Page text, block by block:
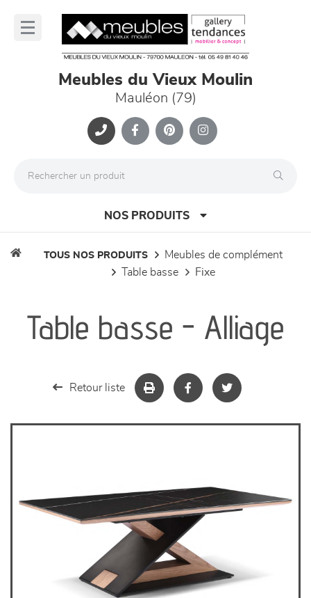
Meubles du Vieux Moulin
Mauléon (79)
NOS PRODUITS
séjours
chambres et dressing
TOUS NOS PRODUITS
meubles de complément
table basse
fixe
Table basse - Alliage
Retour liste